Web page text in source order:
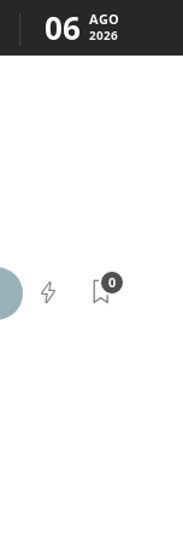
06 AGO
2026
0